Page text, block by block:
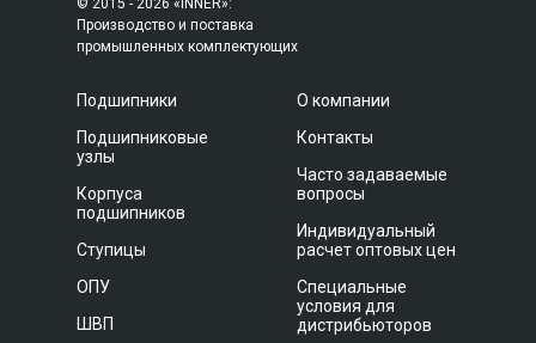
© 2015 - 2026 «INNER»:
Производство и поставка
промышленных комплектующих
Подшипники
Подшипниковые
узлы
Корпуса
подшипников
Ступицы
ОПУ
ШВП
О компании
Контакты
Часто задаваемые
вопросы
Индивидуальный
расчет оптовых цен
Специальные
условия для
дистрибьюторов